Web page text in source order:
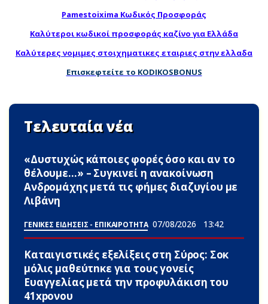
Pamestoixima Κωδικός Προσφοράς
Καλύτεροι κωδικοί προσφοράς καζίνο για Ελλάδα
Καλύτερες νομιμες στοιχηματικες εταιριες στην ελλαδα
Επισκεφτείτε το KODIKOSBONUS
Τελευταία νέα
«Δυστυχώς κάποιες φορές όσο και αν το
θέλουμε…» – Συγκινεί η ανακοίνωση
Ανδρομάχης μετά τις φήμες διαζυγίου με
Λιβάνη
ΓΕΝΙΚΕΣ ΕΙΔΗΣΕΙΣ - ΕΠΙΚΑΙΡΟΤΗΤΑ 07/08/2026 13:42
Καταιγιστικές εξελίξεις στη Σύρος: Σoκ
μόλις μαθεύτnκε για τους γονείς
Ευαγγελίας μετά την προφυλάκιση του
41xpονου